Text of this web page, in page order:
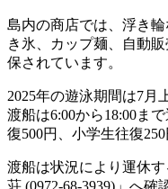
島内の商店では、浮き
き氷、カップ麺、自動
保されています。
2025年の遊泳期間は7月
渡船は6:00から18:00ま
復500円、小学生往復250
渡船は状況により運休
荘 (0972-68-3939)」へ確